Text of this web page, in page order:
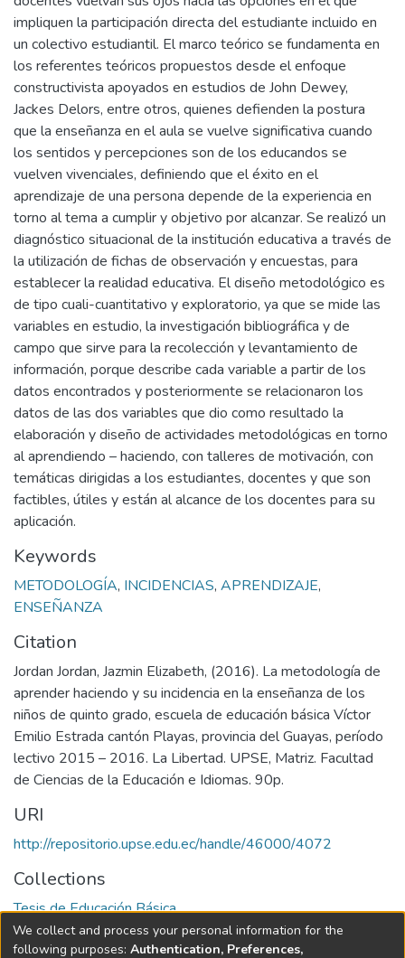
impliquen la participación directa del estudiante incluido en
un colectivo estudiantil. El marco teórico se fundamenta en
los referentes teóricos propuestos desde el enfoque
constructivista apoyados en estudios de John Dewey,
Jackes Delors, entre otros, quienes defienden la postura
que la enseñanza en el aula se vuelve significativa cuando
los sentidos y percepciones son de los educandos se
vuelven vivenciales, definiendo que el éxito en el
aprendizaje de una persona depende de la experiencia en
torno al tema a cumplir y objetivo por alcanzar. Se realizó un
diagnóstico situacional de la institución educativa a través de
la utilización de fichas de observación y encuestas, para
establecer la realidad educativa. El diseño metodológico es
de tipo cuali-cuantitativo y exploratorio, ya que se mide las
variables en estudio, la investigación bibliográfica y de
campo que sirve para la recolección y levantamiento de
información, porque describe cada variable a partir de los
datos encontrados y posteriormente se relacionaron los
datos de las dos variables que dio como resultado la
elaboración y diseño de actividades metodológicas en torno
al aprendiendo – haciendo, con talleres de motivación, con
temáticas dirigidas a los estudiantes, docentes y que son
factibles, útiles y están al alcance de los docentes para su
aplicación.
Keywords
METODOLOGÍA, INCIDENCIAS, APRENDIZAJE,
ENSEÑANZA
Citation
Jordan Jordan, Jazmin Elizabeth, (2016). La metodología de
aprender haciendo y su incidencia en la enseñanza de los
niños de quinto grado, escuela de educación básica Víctor
Emilio Estrada cantón Playas, provincia del Guayas, período
lectivo 2015 – 2016. La Libertad. UPSE, Matriz. Facultad
de Ciencias de la Educación e Idiomas. 90p.
URI
http://repositorio.upse.edu.ec/handle/46000/4072
Collections
Tesis de Educación Básica
Full item page
We collect and process your personal information for the
following purposes: Authentication, Preferences,